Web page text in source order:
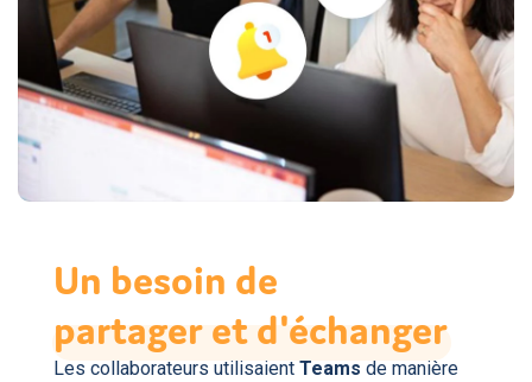
Un besoin de
partageretd'échanger
Les collaborateurs utilisaient Teams de manière